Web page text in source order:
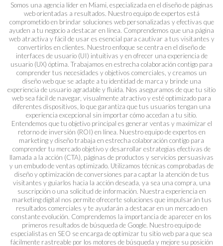
Somos una agencia líder en Miami, especializada en el diseño de páginas
web orientadas a resultados. Nuestro equipo de expertos está
comprometido en brindar soluciones web personalizadas y efectivas que
ayuden a tu negocio a destacar en línea. Comprendemos que una página
web atractiva y fácil de usar es esencial para cautivar a tus visitantes y
convertirlos en clientes. Nuestro enfoque se centra en el diseño de
interfaces de usuario (UI) intuitivas y en ofrecer una experiencia de
usuario (UX) óptima. Trabajamos en estrecha colaboración contigo para
comprender tus necesidades y objetivos comerciales, y creamos un
diseño web que se adapte a tu identidad de marca y brinde una
experiencia de usuario agradable y fluida. Nos aseguramos de que tu sitio
web sea fácil de navegar, visualmente atractivo y esté optimizado para
diferentes dispositivos, lo que garantiza que tus usuarios tengan una
experiencia excepcional sin importar cómo accedan a tu sitio.
Entendemos que tu objetivo principal es generar ventas y maximizar el
retorno de inversión (ROI) en línea. Nuestro equipo de expertos en
marketing y diseño trabaja en estrecha colaboración contigo para
comprender tu mercado objetivo y desarrollar estrategias efectivas de
llamada a la acción (CTA), páginas de productos y servicios persuasivas
y un embudo de ventas optimizado. Utilizamos técnicas comprobadas de
diseño y optimización de conversiones para captar la atención de tus
visitantes y guiarlos hacia la acción deseada, ya sea una compra, una
suscripción o una solicitud de información. Nuestra experiencia en
marketing digital nos permite ofrecerte soluciones que impulsarán tus
resultados comerciales y te ayudarán a destacar en un mercado en
constante evolución. Comprendemos la importancia de aparecer en los
primeros resultados de búsqueda de Google. Nuestro equipo de
especialistas en SEO se encarga de optimizar tu sitio web para que sea
fácilmente rastreable por los motores de búsqueda y mejore su posición